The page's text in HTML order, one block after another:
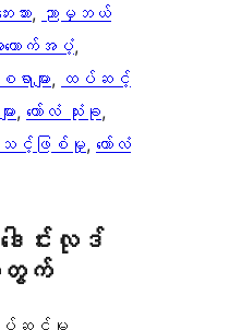
ဘား, ညာမှဘယ်
ထောက်အပံ့
များ, ထပ်ဆင့်
း, ကော်လံ သုံးခု
သင့်ဖြစ်မှု, ကော်လံ
ါင်းလုဒ်
တွက်